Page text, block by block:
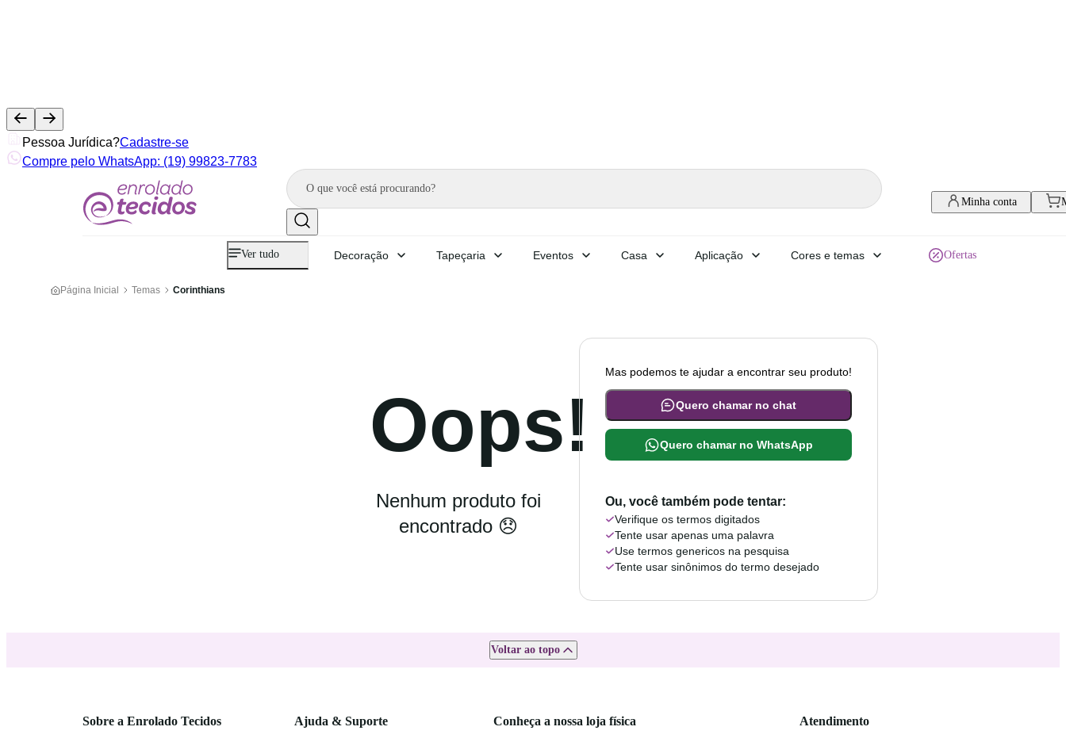
Pessoa Jurídica?Cadastre-se
Compre pelo WhatsApp: (19) 99823-7783
Minha conta
Ver tudo Decoração Tapeçaria Eventos Casa Aplicação Cores e temas Ofertas
Página Inicial Temas Corinthians
Oops!
Nenhum produto foi
encontrado 😞
Mas podemos te ajudar a encontrar seu produto!
Quero chamar no chat
Quero chamar no WhatsApp
Ou, você também pode tentar:
Verifique os termos digitados
Tente usar apenas uma palavra
Use termos genericos na pesquisa
Tente usar sinônimos do termo desejado
Voltar ao topo
Sobre a Enrolado Tecidos Ajuda & Suporte Conheça a nossa loja física Atendimento